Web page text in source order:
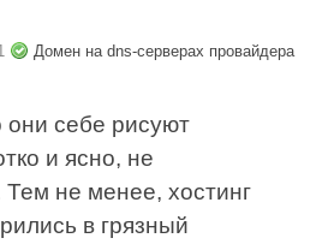
Домен на dns-серверах провайдера
они себе рисуют
и ясно, не
Тем не менее, хостинг
в грязный